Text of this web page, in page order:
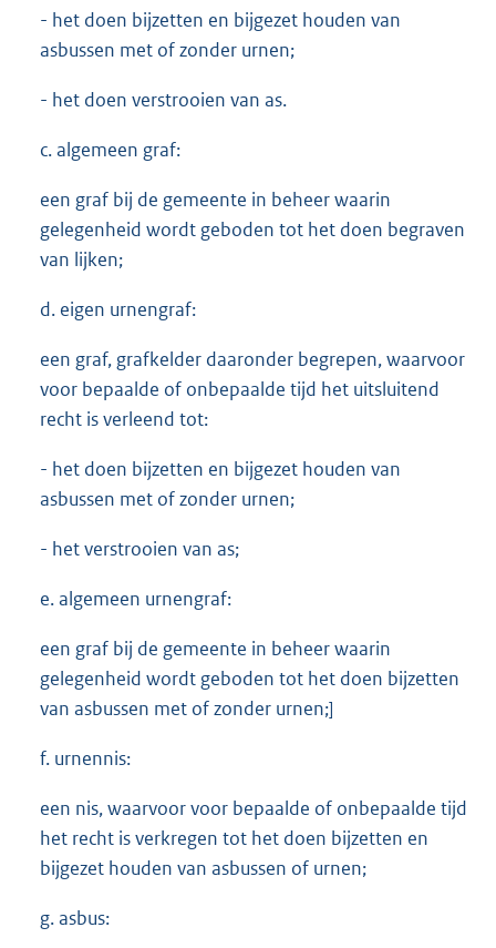
- het doen bijzetten en bijgezet houden van
asbussen met of zonder urnen;
- het doen verstrooien van as.
c. algemeen graf:
een graf bij de gemeente in beheer waarin
gelegenheid wordt geboden tot het doen begraven
van lijken;
d. eigen urnengraf:
een graf, grafkelder daaronder begrepen, waarvoor
voor bepaalde of onbepaalde tijd het uitsluitend
recht is verleend tot:
- het doen bijzetten en bijgezet houden van
asbussen met of zonder urnen;
- het verstrooien van as;
e. algemeen urnengraf:
een graf bij de gemeente in beheer waarin
gelegenheid wordt geboden tot het doen bijzetten
van asbussen met of zonder urnen;]
f. urnennis:
een nis, waarvoor voor bepaalde of onbepaalde tijd
het recht is verkregen tot het doen bijzetten en
bijgezet houden van asbussen of urnen;
g. asbus: